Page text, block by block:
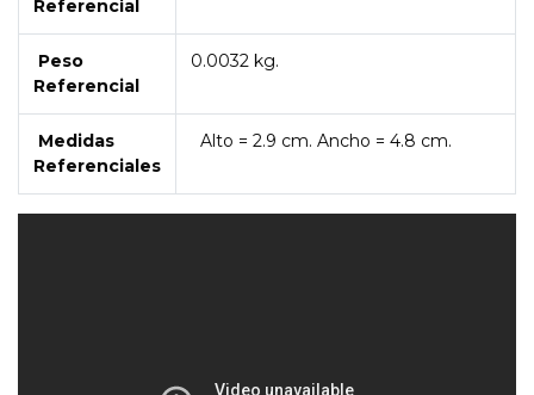
Referencial
Peso
Referencial
0.0032 kg.
Medidas
Referenciales
Alto = 2.9 cm. Ancho = 4.8 cm.